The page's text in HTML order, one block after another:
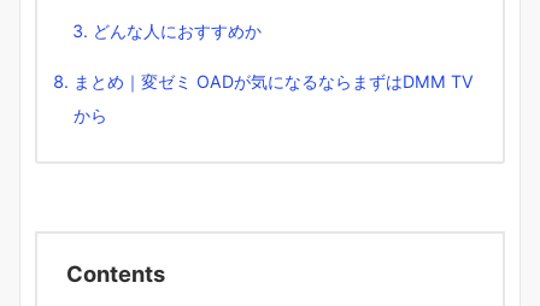
どんな人におすすめか
まとめ｜変ゼミ OADが気になるならまずはDMM TV
から
Contents